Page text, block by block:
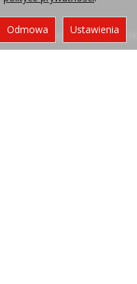
Sklep internetowy SOTE
Ustawienia
Odmowa